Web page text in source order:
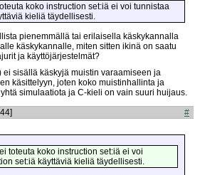
koko instruction set:iä ei voi tunnistaa
kieliä täydellisesti.
pienemmällä tai erilaisella käskykannalla
käskykannalle, miten sitten ikinä on saatu
ja käyttöjärjestelmät?
ei sisällä käskyjä muistin varaamiseen ja
käsittelyyn, joten koko muistinhallinta ja
simulaatiota ja C-kieli on vain suuri huijaus.
#
toteuta koko instruction set:iä ei voi
set:iä käyttäviä kieliä täydellisesti.